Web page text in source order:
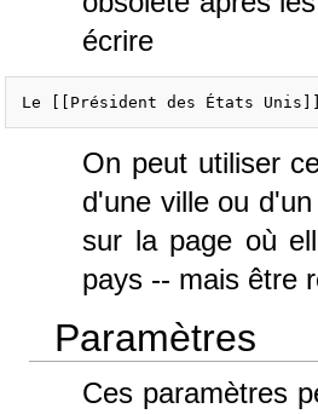
écrire
Le [[Président des États
On peut utiliser
d'une ville ou
sur la page où
pays -- mais être
Paramètres
Ces paramètres